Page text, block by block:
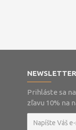
NEWSLETTER
Prihláste sa
zľavu 10% na